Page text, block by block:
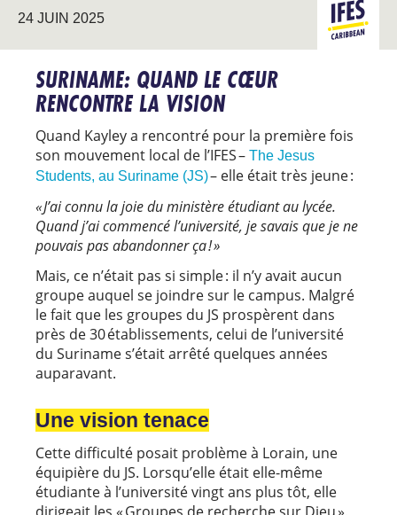
24 JUIN 2025 CARAÏBE
SURINAME: QUAND LE CŒUR
RENCONTRE LA VISION
Quand Kayley a rencontré pour la première fois
son mouvement local de l’IFES – The Jesus
Students, au Suriname (JS)– elle était très jeune :
« J’ai connu la joie du ministère étudiant au lycée.
Quand j’ai commencé l’université, je savais que je ne
pouvais pas abandonner ça ! »
Mais, ce n’était pas si simple : il n’y avait aucun
groupe auquel se joindre sur le campus. Malgré
le fait que les groupes du JS prospèrent dans
près de 30 établissements, celui de l’université
du Suriname s’était arrêté quelques années
auparavant.
Une vision tenace
Cette difficulté posait problème à Lorain, une
équipière du JS. Lorsqu’elle était elle-même
étudiante à l’université vingt ans plus tôt, elle